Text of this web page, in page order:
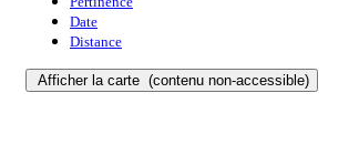
Date
Distance
Afficher la carte (contenu non-accessible)